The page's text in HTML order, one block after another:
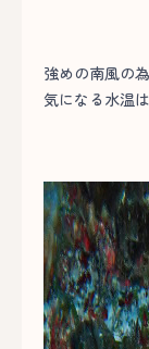
強めの南風の
気になる水温